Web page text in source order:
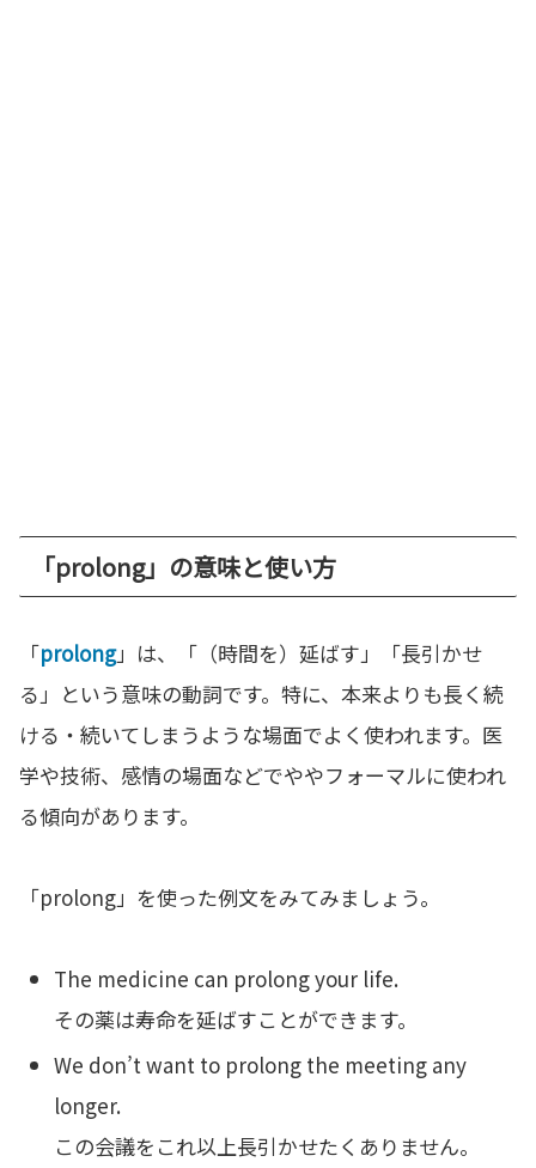
「prolong」の意味と使い方
「prolong」は、「（時間を）延ばす」「長引かせ
る」という意味の動詞です。特に、本来よりも長く続
ける・続いてしまうような場面でよく使われます。医
学や技術、感情の場面などでややフォーマルに使われ
る傾向があります。
「prolong」を使った例文をみてみましょう。
The medicine can prolong your life.
その薬は寿命を延ばすことができます。
We don’t want to prolong the meeting any
longer.
この会議をこれ以上長引かせたくありません。